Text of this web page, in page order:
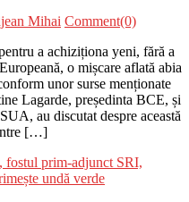
Mihai Comment(0)
a achiziționa yeni, fără a
o mișcare aflată abia
unor surse menționate
Lagarde, președinta BCE, și
au discutat despre această
[…]